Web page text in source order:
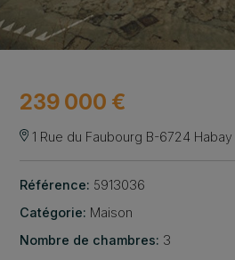
1 Rue du Faubourg B-6724
239 000 €
Référence: 5913036
Catégorie: Maison
Nombre de chambres: 3